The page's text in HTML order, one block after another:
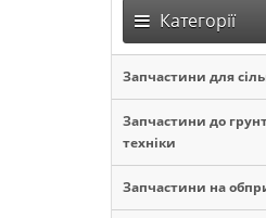
Категорії
Запчастини для
Запчастини до
техніки
Запчастини на